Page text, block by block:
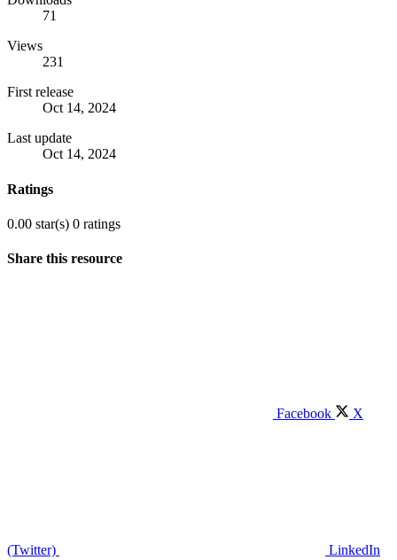
71
Views
231
First release
Oct 14, 2024
Last update
Oct 14, 2024
Ratings
0.00 star(s) 0 ratings
Share this resource
Facebook X
(Twitter) LinkedIn